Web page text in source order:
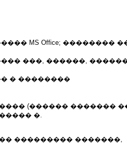
MS Office; ��������
���, ������,
� ��������
(������ �������
�.
��������� �������,